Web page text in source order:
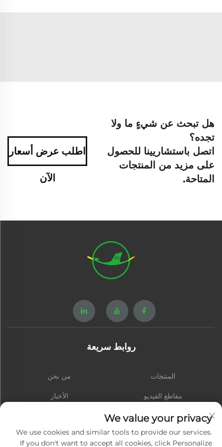
هل تبحث عن شيءٍ ما ولا
تجده؟
اتصل باستشاريينا للحصول
على مزيد من المنتجات
المتاحة.
اطلب عرض أسعار
الآن
روابط سريعة
المنتجات من نحن
مقاطع الفيديو الأخبار
اتصل بنا
We value your privacy
We use cookies and similar tools to provide our services.
If you don't want to accept all cookies, click Personalize